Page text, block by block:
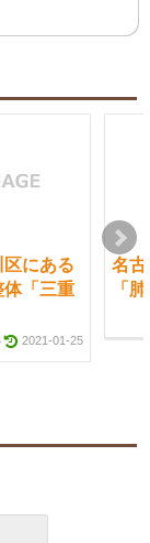
にある
体「三重
2021-01-25
名
「